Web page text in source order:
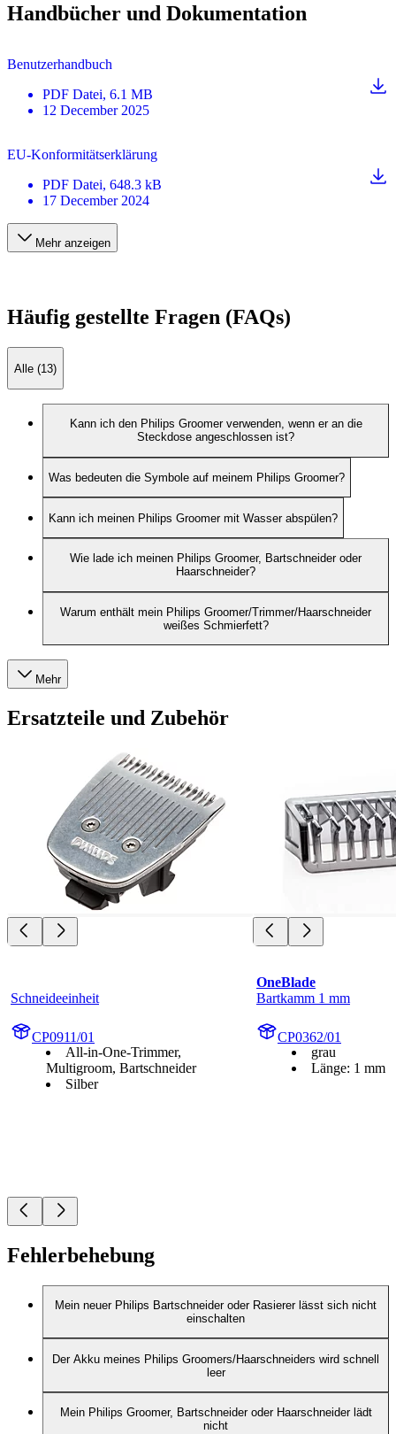
Handbücher und Dokumentation
Benutzerhandbuch
PDF Datei, 6.1 MB
12 December 2025
EU-Konformitätserklärung
PDF Datei, 648.3 kB
17 December 2024
Mehr anzeigen
Häufig gestellte Fragen (FAQs)
Alle (13)
Kann ich den Philips Groomer verwenden, wenn er an die
Steckdose angeschlossen ist?
Was bedeuten die Symbole auf meinem Philips Groomer?
Kann ich meinen Philips Groomer mit Wasser abspülen?
Wie lade ich meinen Philips Groomer, Bartschneider oder
Haarschneider?
Warum enthält mein Philips Groomer/Trimmer/Haarschneider
weißes Schmierfett?
Mehr
Ersatzteile und Zubehör
Schneideeinheit
CP0911/01
All-in-One-Trimmer,
Multigroom, Bartschneider
Silber
OneBlade
Bartkamm 1 mm
CP0362/01
grau
Länge: 1 mm
Fehlerbehebung
Mein neuer Philips Bartschneider oder Rasierer lässt sich nicht
einschalten
Der Akku meines Philips Groomers/Haarschneiders wird schnell
leer
Mein Philips Groomer, Bartschneider oder Haarschneider lädt
nicht